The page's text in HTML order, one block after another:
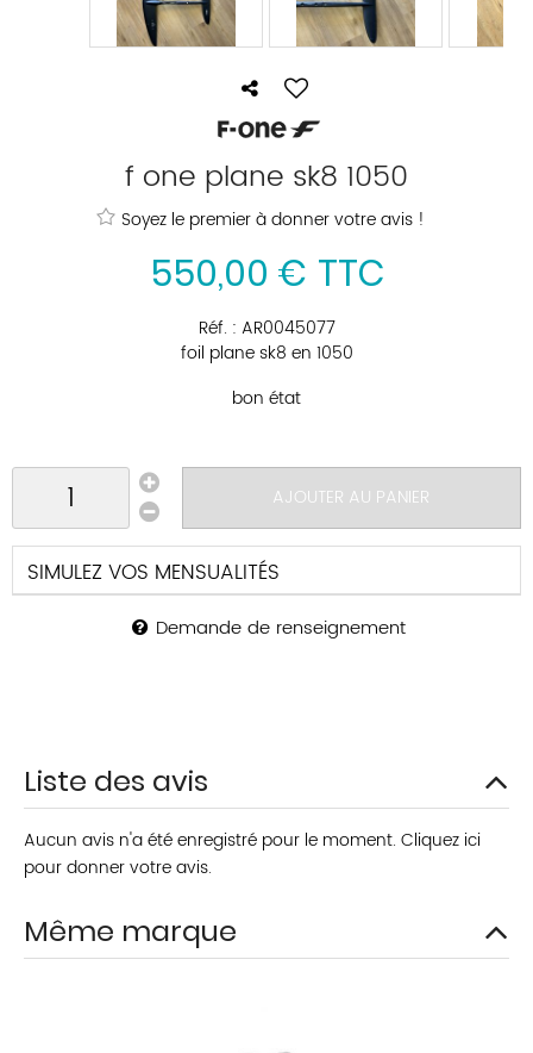
f one plane sk8 1050
Soyez le premier à donner votre avis !
550,00 € TTC
Réf. : AR0045077
foil plane sk8 en 1050
bon état
AJOUTER AU PANIER
SIMULEZ VOS MENSUALITÉS
Demande de renseignement
Liste des avis
Aucun avis n'a été enregistré pour le moment. Cliquez ici
pour donner votre avis.
Même marque